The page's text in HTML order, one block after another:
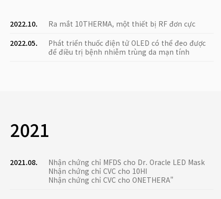
2022.10.
Ra mắt 10THERMA, một thiết bị RF đơn cực
2022.05.
Phát triển thuốc điện tử OLED có thể đeo được
để điều trị bệnh nhiễm trùng da mạn tính
2021
2021.08.
Nhận chứng chỉ MFDS cho Dr. Oracle LED Mask
Nhận chứng chỉ CVC cho 10HI
Nhận chứng chỉ CVC cho ONETHERA"